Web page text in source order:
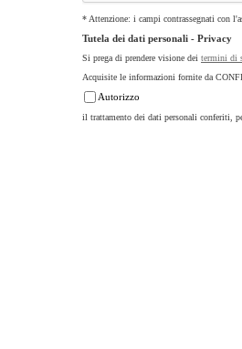
* Attenzione: i campi contrassegnati con
Tutela dei dati personali - Privacy
Si prega di prendere visione dei termini di
Acquisite le informazioni fornite da
Autorizzo
il trattamento dei dati personali conferiti,